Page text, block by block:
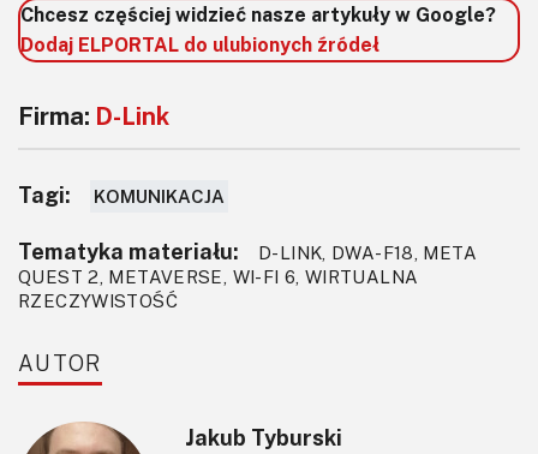
Chcesz częściej widzieć nasze artykuły w Google?
Dodaj ELPORTAL do ulubionych źródeł
Firma: D-Link
Tagi: KOMUNIKACJA
Tematyka materiału:
D-LINK, DWA-F18, META
QUEST 2, METAVERSE, WI-FI 6, WIRTUALNA
RZECZYWISTOŚĆ
AUTOR
Jakub Tyburski